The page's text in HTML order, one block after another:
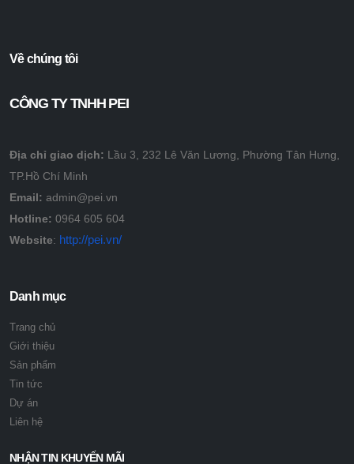
Về chúng tôi
CÔNG TY TNHH PEI
Địa chỉ giao dịch: Lầu 3, 232 Lê Văn Lương, Phường Tân Hưng,
TP.Hồ Chí Minh
Email: admin@pei.vn
Hotline: 0964 605 604
Website: http://pei.vn/
Danh mục
Trang chủ
Giới thiệu
Sản phẩm
Tin tức
Dự án
Liên hệ
NHẬN TIN KHUYẾN MÃI